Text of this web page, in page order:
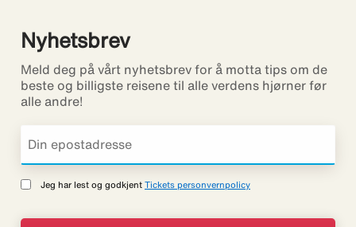
Nyhetsbrev
Meld deg på vårt nyhetsbrev for å motta tips om de
beste og billigste reisene til alle verdens hjørner før
alle andre!
Jeg har lest og godkjent Tickets personvernpolicy